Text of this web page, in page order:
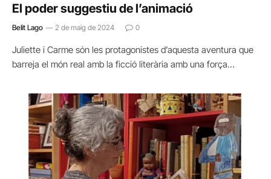
El poder suggestiu de l’animació
Belit Lago 2 de maig de 2024 0
Juliette i Carme són les protagonistes d’aquesta aventura que
barreja el món real amb la ficció literària amb una força…